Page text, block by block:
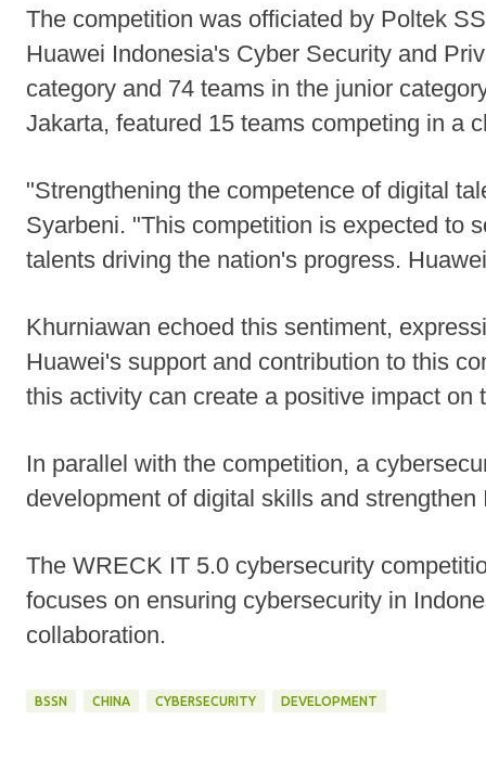
The competition was officiated by Poltek
Huawei Indonesia's Cyber Security and
category and 74 teams in the junior
Jakarta, featured 15 teams competing in a
"Strengthening the competence of digital
Syarbeni. "This competition is expected to
talents driving the nation's progress.
Khurniawan echoed this sentiment,
Huawei's support and contribution to this
this activity can create a positive impact
In parallel with the competition, a
development of digital skills and
The WRECK IT 5.0 cybersecurity
focuses on ensuring cybersecurity in
collaboration.
BSSN CHINA CYBERSECURITY DEVELOPMENT